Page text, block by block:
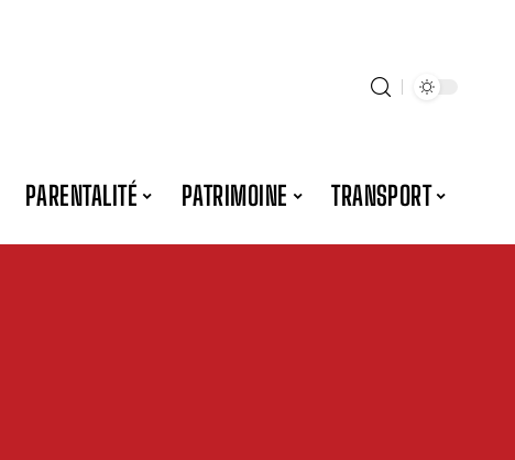
PARENTALITÉ PATRIMOINE TRANSPORT